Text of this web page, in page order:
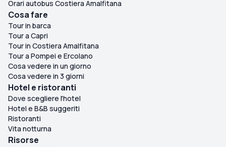
Orari autobus Costiera Amalfitana
Cosa fare
Tour in barca
Tour a Capri
Tour in Costiera Amalfitana
Tour a Pompei e Ercolano
Cosa vedere in un giorno
Cosa vedere in 3 giorni
Hotel e ristoranti
Dove scegliere l'hotel
Hotel e B&B suggeriti
Ristoranti
Vita notturna
Risorse